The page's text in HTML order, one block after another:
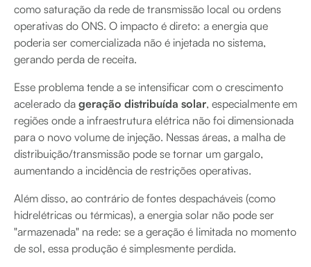
como saturação da rede de transmissão local ou ordens
operativas do ONS. O impacto é direto: a energia que
poderia ser comercializada não é injetada no sistema,
gerando perda de receita.
Esse problema tende a se intensificar com o crescimento
acelerado da geração distribuída solar, especialmente em
regiões onde a infraestrutura elétrica não foi dimensionada
para o novo volume de injeção. Nessas áreas, a malha de
distribuição/transmissão pode se tornar um gargalo,
aumentando a incidência de restrições operativas.
Além disso, ao contrário de fontes despacháveis (como
hidrelétricas ou térmicas), a energia solar não pode ser
"armazenada" na rede: se a geração é limitada no momento
de sol, essa produção é simplesmente perdida.